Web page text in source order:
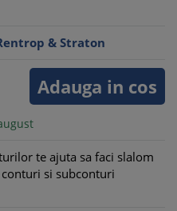
& Straton
Adauga in cos
te ajuta sa faci slalom
si subconturi